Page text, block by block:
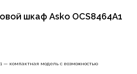
шкаф Asko OCS8464A1
— компактная модель с возможностью